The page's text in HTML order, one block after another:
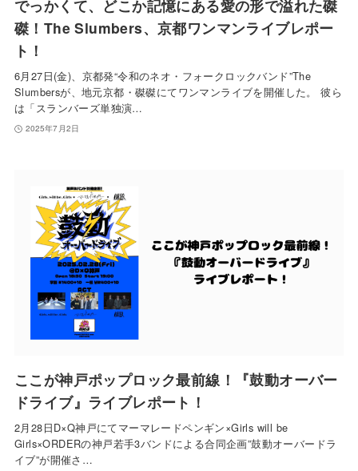
でっかくて、どこか記憶にある愛の形で溢れた磔
磔！The Slumbers、京都ワンマンライブレポー
ト！
6月27日(金)、京都発“令和のネオ・フォークロックバンド”The
Slumbersが、地元京都・磔磔にてワンマンライブを開催した。 彼ら
は「スランバーズ単独演…
2025年7月2日
ここが神戸ポップロック最前線！『鼓動オーバー
ドライブ』ライブレポート！
2月28日D×Q神戸にてマーマレードペンギン×Girls will be
Girls×ORDERの神戸若手3バンドによる合同企画”鼓動オーバードラ
イブ”が開催さ…